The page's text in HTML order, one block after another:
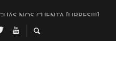
NOS CUENTA [LIBRES!!!]
DE SANDRA MONFORT